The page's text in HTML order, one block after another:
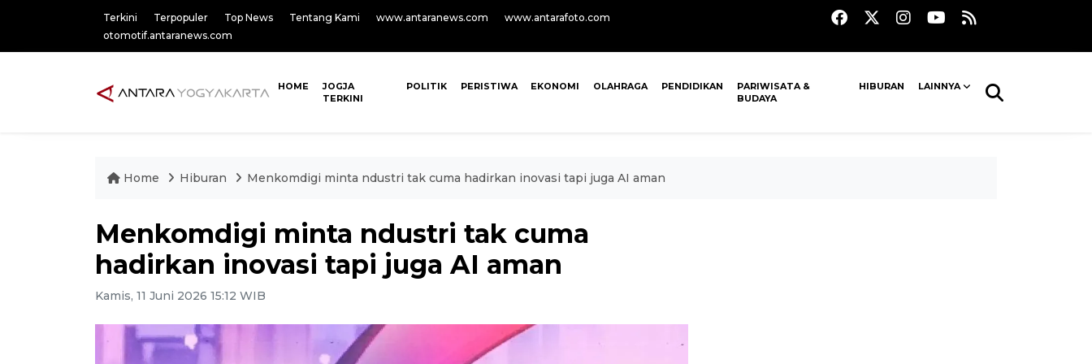
Terkini Terpopuler Top News Tentang Kami www.antaranews.com
www.antarafoto.com
otomotif.antaranews.com
HOME
JOGJA
TERKINI
POLITIK PERISTIWA EKONOMI OLAHRAGA PENDIDIKAN
PARIWISATA &
BUDAYA
HIBURAN LAINNYA
Home Hiburan Menkomdigi minta ndustri tak cuma hadirkan inovasi tapi juga AI aman
Menkomdigi minta ndustri tak cuma
hadirkan inovasi tapi juga AI aman
Kamis, 11 Juni 2026 15:12 WIB